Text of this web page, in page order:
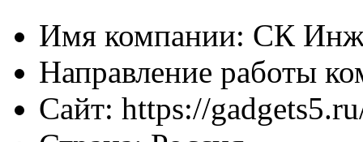
Имя компании: СК
Направление работы
Сайт: https://